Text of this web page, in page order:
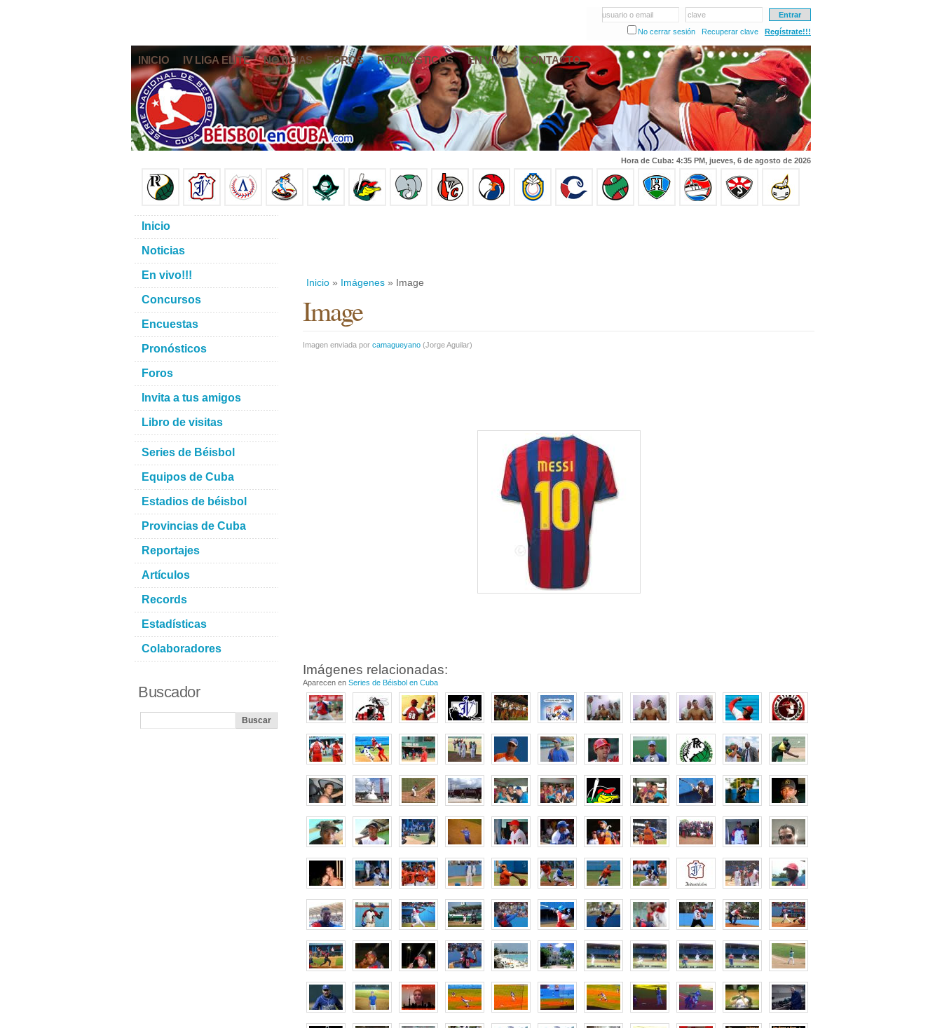
usuario o email
clave
No cerrar sesión
Recuperar clave Regístrate!!!
INICIO IV LIGA ELITE NOTICIAS FOROS PRONÓSTICOS EN VIVO CONTACTO
Hora de Cuba: 4:35 PM, jueves, 6 de agosto de 2026
Inicio » Imágenes » Image
Image
Imagen enviada por camagueyano (Jorge Aguilar)
Imágenes relacionadas:
Aparecen en Series de Béisbol en Cuba
Inicio
Noticias
En vivo!!!
Concursos
Encuestas
Pronósticos
Foros
Invita a tus amigos
Libro de visitas
Series de Béisbol
Equipos de Cuba
Estadios de béisbol
Provincias de Cuba
Reportajes
Artículos
Records
Estadísticas
Colaboradores
Buscador